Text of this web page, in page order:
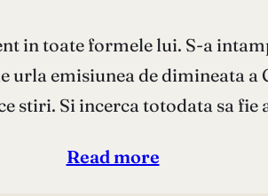
in toate formele lui. S-a
urla emisiunea de dimineata
stiri. Si incerca totodata sa fie
Read more